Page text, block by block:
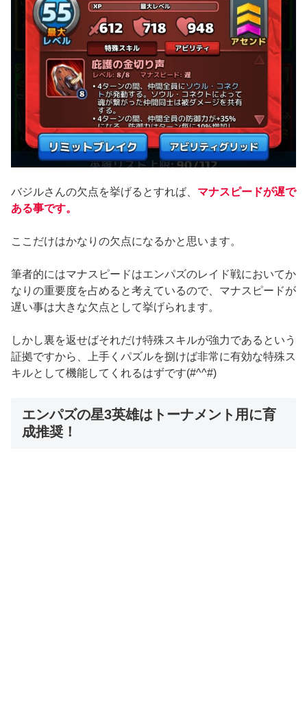
バジルさんの欠点を挙げるとすれば、 マナスピードが遅で
ある事です。
ここだけはかなりの欠点になるかと思います。
筆者的にはマナスピードはエンパズのレイド戦においてか
なりの重要度を占めると考えているので、マナスピードが
遅い事は大きな欠点として挙げられます。
しかし裏を返せばそれだけ特殊スキルが強力であるという
証拠ですから、上手くパズルを捌けば非常に有効な特殊ス
キルとして機能してくれるはずです(#^^#)
エンパズの星3英雄はトーナメント用に育
成推奨！